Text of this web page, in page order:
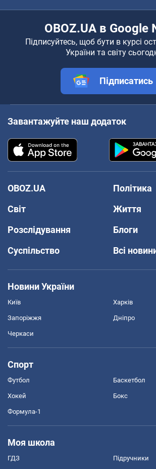
OBOZ.UA в Google
Підписуйтесь, щоб бути в курсі
України та світу
Підписатись
Завантажуйте наш додаток
OBOZ.UA
Політика
Світ
Життя
Розслідування
Блоги
Суспільство
Всі
Новини України
Київ Харків
Запоріжжя Дніпро
Черкаси
Спорт
Футбол Баскетбол
Хокей Бокс
Формула-1
Моя школа
ГДЗ Підручники